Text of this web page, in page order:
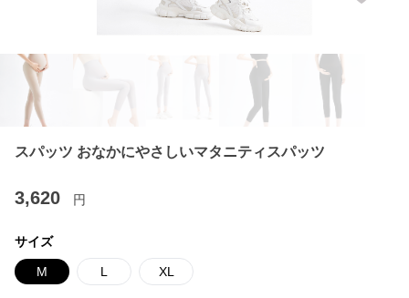
スパッツ おなかにやさしいマタニティスパッツ
3,620 円
サイズ
M L XL